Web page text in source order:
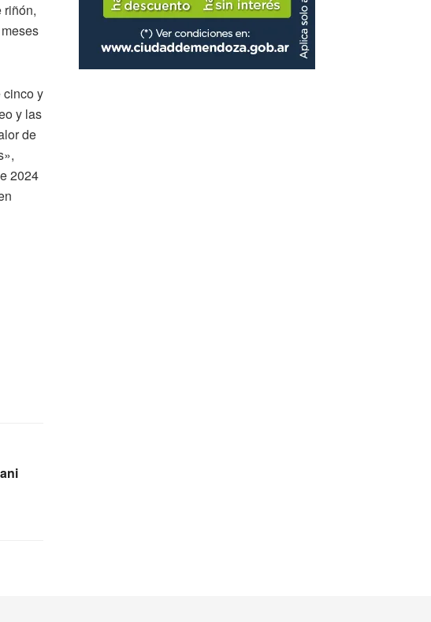
riñón,
cinco y
y las
de
2024